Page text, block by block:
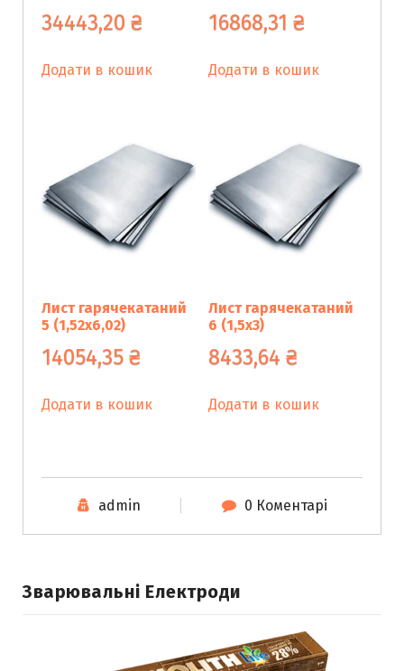
34443,20 ₴
Додати в кошик
16868,31₴
Додати в кошик
Лист гарячекатаний
5 (1,52х6,02)
14054,35 ₴
Додати в кошик
Лист гарячекатаний
6 (1,5х3)
8433,64₴
Додати в кошик
admin 0 Коментарі
Зварювальні Електроди